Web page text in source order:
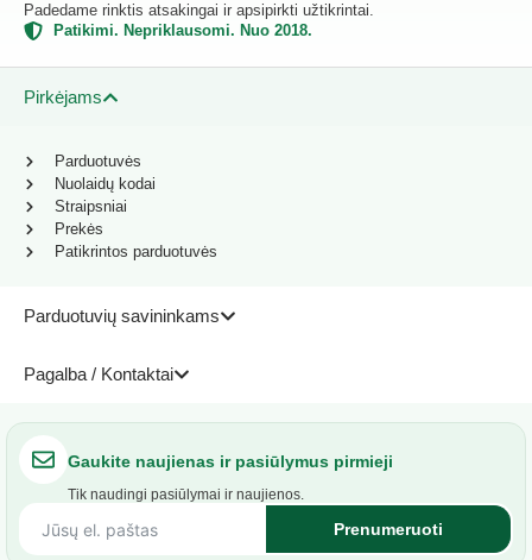
Padedame rinktis atsakingai ir apsipirkti užtikrintai.
Patikimi. Nepriklausomi. Nuo 2018.
Pirkėjams
Parduotuvių savininkams
Pagalba / Kontaktai
Parduotuvės
Nuolaidų kodai
Straipsniai
Prekės
Patikrintos parduotuvės
Gaukite naujienas ir pasiūlymus pirmieji
Tik naudingi pasiūlymai ir naujienos.
Prenumeruoti